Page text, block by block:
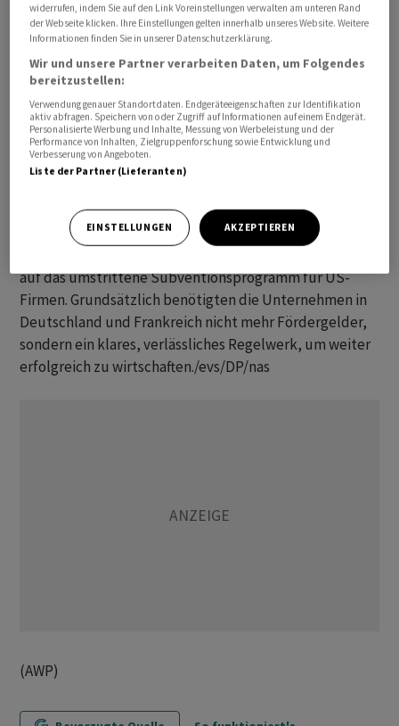
Land geäussert. Frankreich sei ein grosser Markt mit
einem gut qualifizierten Arbeitsmarkt, insbesondere
mit Blick auf neue Technologien. Deutschland
exportiere nicht nur nach Frankreich, sondern investiere
auch in die Produktion in dem Nachbarland. Die Lage sei
sehr stabil bis dynamisch.
Mit Blick auf das deutsch-französische
die Handelskammer einen klaren europäischen Willen
an, sich im Handelswettbewerb mit den USA und China
auf das umstrittene Subventionsprogramm für US-
Firmen. Grundsätzlich benötigten die Unternehmen in
Deutschland und Frankreich nicht mehr Fördergelder,
sondern ein klares, verlässliches Regelwerk, um weiter
erfolgreich zu wirtschaften./evs/DP/nas
(AWP)
widerrufen, indem Sie auf den Link Voreinstellungen verwalten am unteren Rand
der Webseite klicken. Ihre Einstellungen gelten innerhalb unseres Website. Weitere
Informationen finden Sie in unserer Datenschutzerklärung.
Wir und unsere Partner verarbeiten Daten, um Folgendes
bereitzustellen:
Verwendung genauer Standortdaten. Endgeräteeigenschaften zur Identifikation
aktiv abfragen. Speichern von oder Zugriff auf Informationen auf einem Endgerät.
Personalisierte Werbung und Inhalte, Messung von Werbeleistung und der
Performance von Inhalten, Zielgruppenforschung sowie Entwicklung und
Verbesserung von Angeboten.
Liste der Partner (Lieferanten)
EINSTELLUNGEN AKZEPTIEREN